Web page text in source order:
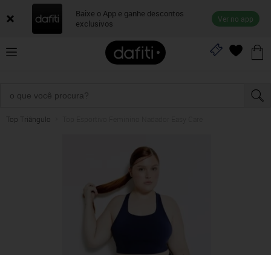
Baixe o App e ganhe descontos
exclusivos
Ver no app
Top Triângulo